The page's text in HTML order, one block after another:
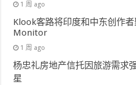
1 周 ago
Klook客路将印度和中东创作
Monitor
1 周 ago
杨忠礼房地产信托因旅游需求
星